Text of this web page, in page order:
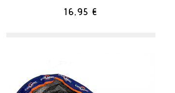
16,95 €